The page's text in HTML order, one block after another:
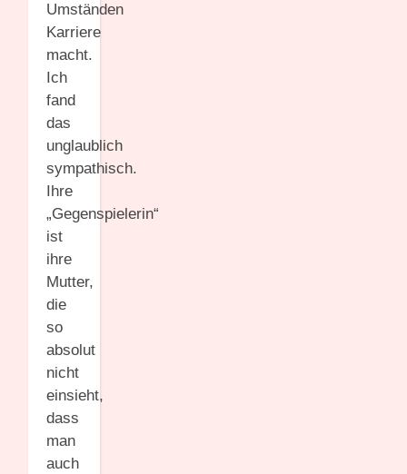
Umständen
Karriere
macht.
Ich
fand
das
unglaublich
sympathisch.
Ihre
„Gegenspielerin“
ist
ihre
Mutter,
die
so
absolut
nicht
einsieht,
dass
man
auch